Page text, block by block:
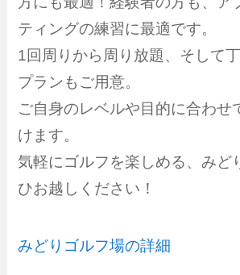
ティングの練習に最適です。
1回周りから周り放題、そして
プランもご用意。
ご自身のレベルや目的に合わせ
けます。
気軽にゴルフを楽しめる、みど
ひお越しください！
みどりゴルフ場の詳細